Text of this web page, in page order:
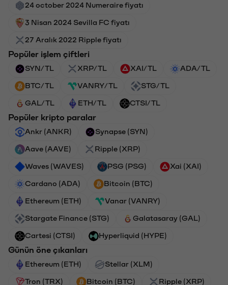
24 october 2024 Numeraire fiyatı
3 Nisan 2024 Sevilla FC fiyatı
27 Aralık 2022 Ripple fiyatı
Popüler işlem çiftleri
SYN/TL XRP/TL XAI/TL ADA/TL
BTC/TL VANRY/TL STG/TL
GAL/TL ETH/TL CTSI/TL
Popüler kripto paralar
Ankr (ANKR) Synapse (SYN)
Aave (AAVE) Ripple (XRP)
Waves (WAVES) PSG (PSG) Xai (XAI)
Cardano (ADA) Bitcoin (BTC)
Ethereum (ETH) Vanar (VANRY)
Stargate Finance (STG) Galatasaray (GAL)
Cartesi (CTSI) Hyperliquid (HYPE)
Günün öne çıkanları
Ethereum (ETH) Stellar (XLM)
Tron (TRX) Bitcoin (BTC) Ripple (XRP)